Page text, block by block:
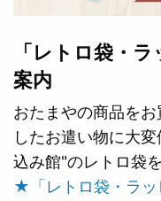
「レトロ袋・
案内
おたまやの商品を
したお遣い物に大
込み館"のレトロ袋
★「レトロ袋・ラッ